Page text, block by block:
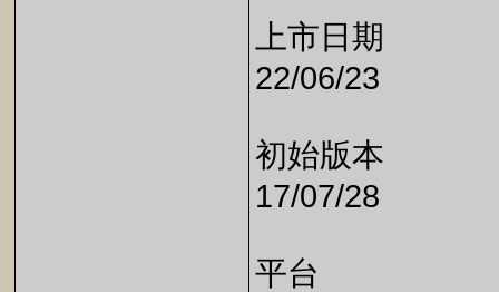
上市日期
22/06/23
初始版本
17/07/28
平台